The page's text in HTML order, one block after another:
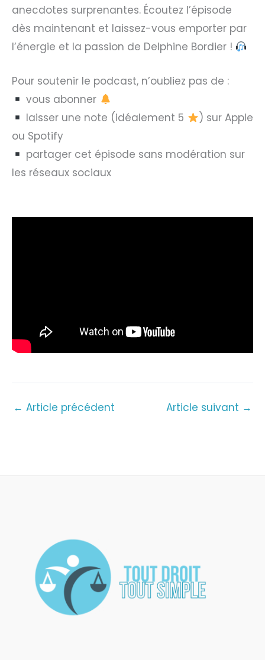
anecdotes surprenantes. Écoutez l’épisode
dès maintenant et laissez-vous emporter par
l’énergie et la passion de Delphine Bordier !
Pour soutenir le podcast, n’oubliez pas de :
vous abonner
laisser une note (idéalement 5
) sur Apple
ou Spotify
partager cet épisode sans modération sur
les réseaux sociaux
← Article précédent Article suivant →